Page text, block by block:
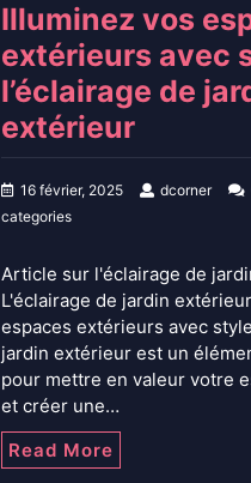
Illuminez vos
extérieurs avec
l’éclairage de
extérieur
16 février, 2025 dcorner
categories
Article sur l'éclairage de
L'éclairage de jardin
espaces extérieurs avec
jardin extérieur est un
pour mettre en valeur votre
et créer une…
Read More